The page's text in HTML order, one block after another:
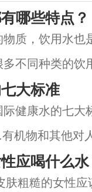
哪些特点？
质，饮用水也
不同种类的饮
于水源不同，
同的水味.味道
大标准
健康水的七大
机物和其他对
量元素含量及
和器官正常功能
应喝什么
粗糙的女性应